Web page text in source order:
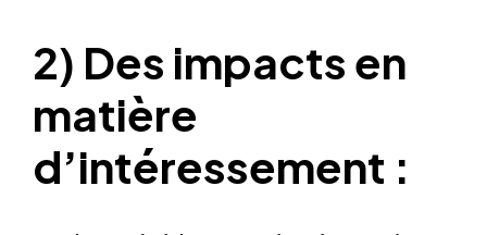
2) Des impacts en
matière
d’intéressement :